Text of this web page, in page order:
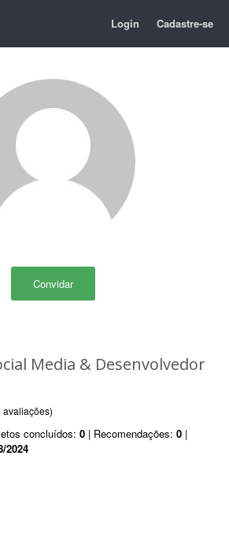
Login Cadastre-se
Convidar
Media & Desenvolvedor
avaliações)
concluídos: 0 | Recomendações: 0 |
2024